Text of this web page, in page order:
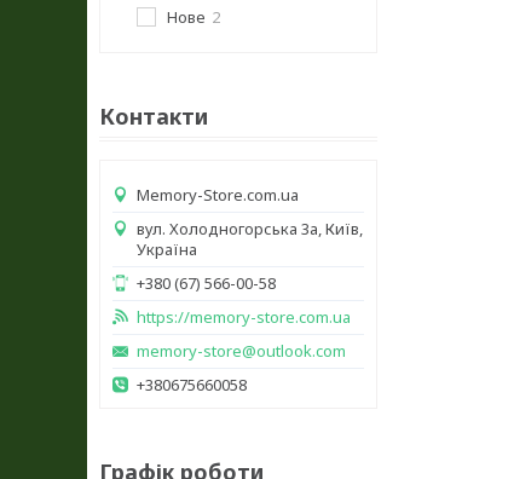
Нове 2
Контакти
Memory-Store.com.ua
вул. Холодногорська 3а, Київ,
Україна
+380 (67) 566-00-58
https://memory-store.com.ua
memory-store@outlook.com
+380675660058
Графік роботи